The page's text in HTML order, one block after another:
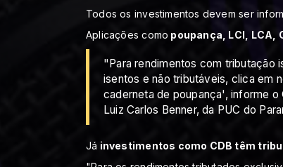
Todos os investimentos devem ser
Aplicações como poupança, LCI, LCA,
"Para rendimentos com tributação
isentos e não tributáveis, clica em
caderneta de poupança', informe
Luiz Carlos Benner, da PUC do
Já investimentos como CDB têm